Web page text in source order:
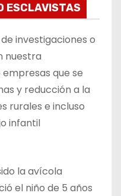
ESCLAVISTAS
investigaciones o
nuestra
que se
y reducción a la
rurales e incluso
infantil
la avícola
el niño de 5 años